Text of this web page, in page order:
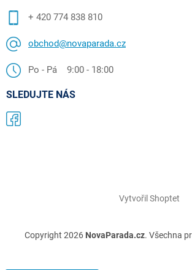
+ 420 774 838 810
obchod@novaparada.cz
Po - Pá 9:00 - 18:00
SLEDUJTE NÁS
Vytvořil Shoptet
Copyright 2026 NovaParada.cz. Všechna